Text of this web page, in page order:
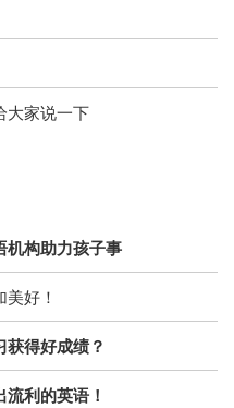
大家说一下
机构助力孩子事
好！
得好成绩？
利的英语！